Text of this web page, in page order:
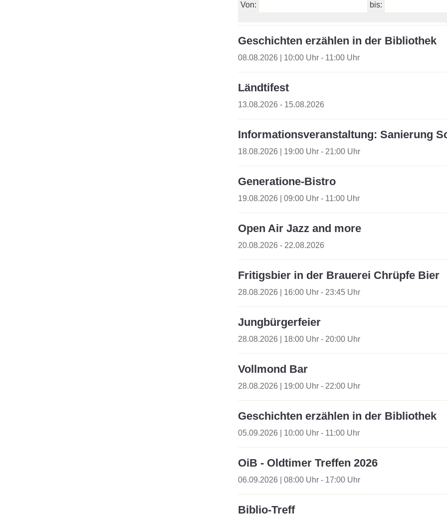
Von: bis:
Geschichten erzählen in der Bibliothek
08.08.2026 | 10:00 Uhr - 11:00 Uhr
Ländtifest
13.08.2026 - 15.08.2026
Informationsveranstaltung: Sanierung
18.08.2026 | 19:00 Uhr - 21:00 Uhr
Generatione-Bistro
19.08.2026 | 09:00 Uhr - 11:00 Uhr
Open Air Jazz and more
20.08.2026 - 22.08.2026
Fritigsbier in der Brauerei Chrüpfe Bier
28.08.2026 | 16:00 Uhr - 23:45 Uhr
Jungbürgerfeier
28.08.2026 | 18:00 Uhr - 20:00 Uhr
Vollmond Bar
28.08.2026 | 19:00 Uhr - 22:00 Uhr
Geschichten erzählen in der Bibliothek
05.09.2026 | 10:00 Uhr - 11:00 Uhr
OiB - Oldtimer Treffen 2026
06.09.2026 | 08:00 Uhr - 17:00 Uhr
Biblio-Treff